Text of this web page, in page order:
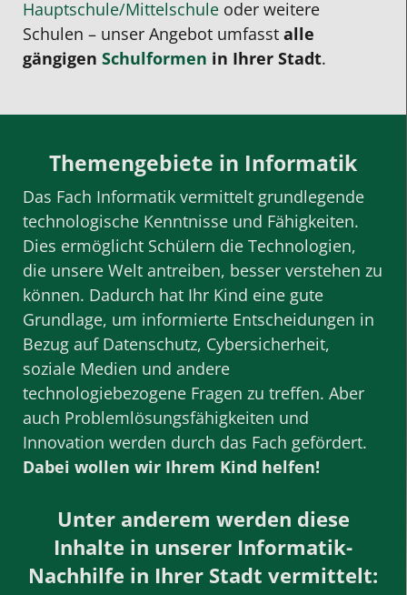
Hauptschule/Mittelschule oder weitere
Schulen – unser Angebot umfasst alle
gängigen Schulformen in Ihrer Stadt.
Themengebiete in Informatik
Das Fach Informatik vermittelt grundlegende
technologische Kenntnisse und Fähigkeiten.
Dies ermöglicht Schülern die Technologien,
die unsere Welt antreiben, besser verstehen zu
können. Dadurch hat Ihr Kind eine gute
Grundlage, um informierte Entscheidungen in
Bezug auf Datenschutz, Cybersicherheit,
soziale Medien und andere
technologiebezogene Fragen zu treffen. Aber
auch Problemlösungsfähigkeiten und
Innovation werden durch das Fach gefördert.
Dabei wollen wir Ihrem Kind helfen!
Unter anderem werden diese
Inhalte in unserer Informatik-
Nachhilfe in Ihrer Stadt vermittelt: